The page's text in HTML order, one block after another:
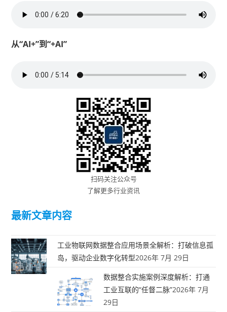
从“AI+”到“+AI”
扫码关注公众号
了解更多行业资讯
最新文章内容
工业物联网数据整合应用场景全解析：打破信息孤
岛，驱动企业数字化转型2026年 7月 29日
数据整合实施案例深度解析：打通
工业互联的“任督二脉”2026年 7月
29日